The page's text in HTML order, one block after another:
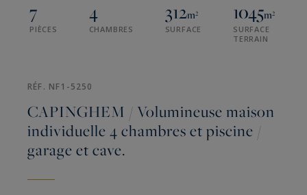
7
PIÈCES
4
CHAMBRES
312m²
SURFACE
1045m²
SURFACE
TERRAIN
RÉF. NF1-5250
CAPINGHEM / Volumineuse maison
individuelle 4 chambres et piscine /
garage et cave.